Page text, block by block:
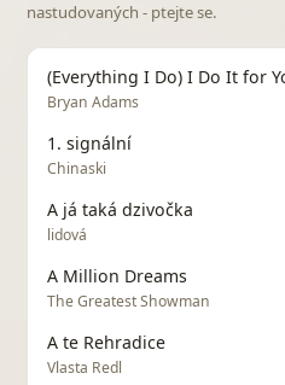
nastudovaných - ptejte se.
(Everything I Do) I Do It for
Bryan Adams
1. signální
Chinaski
A já taká dzivočka
lidová
A Million Dreams
The Greatest Showman
A te Rehradice
Vlasta Redl